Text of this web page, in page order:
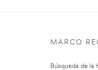
MARCO
Búsqueda de la